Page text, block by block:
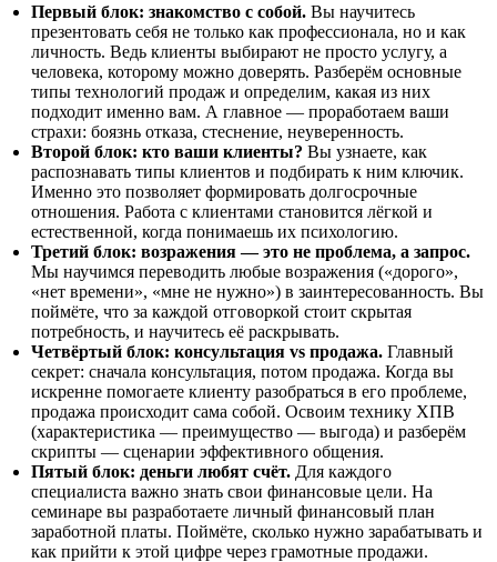
Первый блок: знакомство с собой. Вы научитесь
презентовать себя не только как профессионала, но и как
личность. Ведь клиенты выбирают не просто услугу, а
человека, которому можно доверять. Разберём основные
типы технологий продаж и определим, какая из них
подходит именно вам. А главное — проработаем ваши
страхи: боязнь отказа, стеснение, неуверенность.
Второй блок: кто ваши клиенты? Вы узнаете, как
распознавать типы клиентов и подбирать к ним ключик.
Именно это позволяет формировать долгосрочные
отношения. Работа с клиентами становится лёгкой и
естественной, когда понимаешь их психологию.
Третий блок: возражения — это не проблема, а запрос.
Мы научимся переводить любые возражения («дорого»,
«нет времени», «мне не нужно») в заинтересованность. Вы
поймёте, что за каждой отговоркой стоит скрытая
потребность, и научитесь её раскрывать.
Четвёртый блок: консультация vs продажа. Главный
секрет: сначала консультация, потом продажа. Когда вы
искренне помогаете клиенту разобраться в его проблеме,
продажа происходит сама собой. Освоим технику ХПВ
(характеристика — преимущество — выгода) и разберём
скрипты — сценарии эффективного общения.
Пятый блок: деньги любят счёт. Для каждого
специалиста важно знать свои финансовые цели. На
семинаре вы разработаете личный финансовый план
заработной платы. Поймёте, сколько нужно зарабатывать и
как прийти к этой цифре через грамотные продажи.